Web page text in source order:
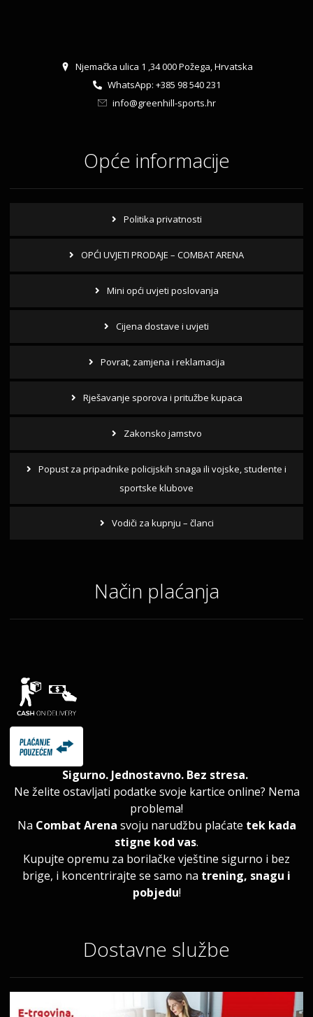
Njemačka ulica 1 ,34 000 Požega, Hrvatska
WhatsApp: +385 98 540 231
info@greenhill-sports.hr
Opće informacije
Politika privatnosti
OPĆI UVJETI PRODAJE – COMBAT ARENA
Mini opći uvjeti poslovanja
Cijena dostave i uvjeti
Povrat, zamjena i reklamacija
Rješavanje sporova i pritužbe kupaca
Zakonsko jamstvo
Popust za pripadnike policijskih snaga ili vojske, studente i
sportske klubove
Vodiči za kupnju – članci
Način plaćanja
Sigurno. Jednostavno. Bez stresa.
Ne želite ostavljati podatke svoje kartice online? Nema
problema!
Na Combat Arena svoju narudžbu plaćate tek kada
stigne kod vas.
Kupujte opremu za borilačke vještine sigurno i bez
brige, i koncentrirajte se samo na trening, snagu i
pobjedu!
Dostavne službe